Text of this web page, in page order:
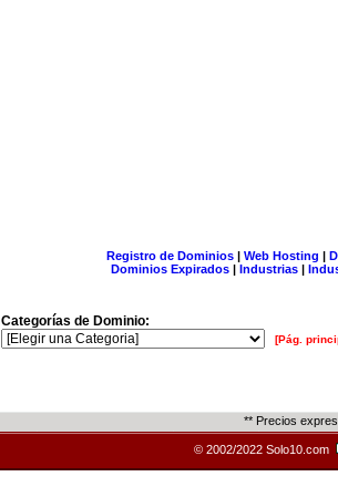
Registro de Dominios| Web Hosting |
Dominios Expirados | Industrias |
Categorías de Dominio:
[Pág.
** Precios
© 2002/2022 Solo10.com